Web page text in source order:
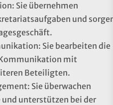
Sie übernehmen
und
Sie bearbeiten die
mit
Beteiligten.
Sie überwachen
unterstützen bei der